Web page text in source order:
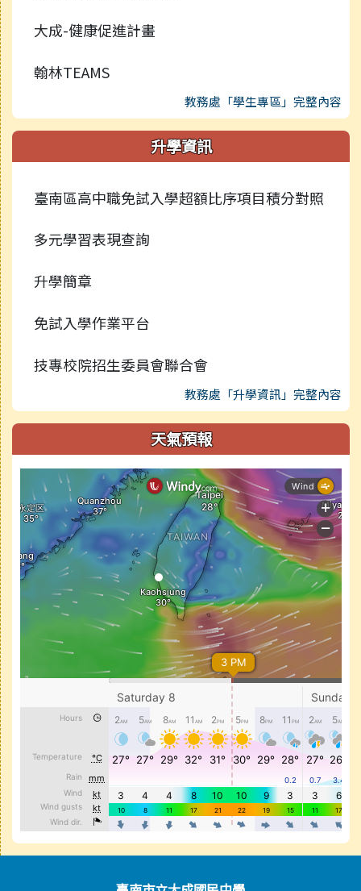
大成-健康促進計畫
翰林TEAMS
教務處「學生專區」完整內容
升學資訊
臺南區高中職免試入學超額比序項目積分對照
多元學習表現查詢
升學簡章
免試入學作業平台
技專校院招生委員會聯合會
教務處「升學資訊」完整內容
天氣預報